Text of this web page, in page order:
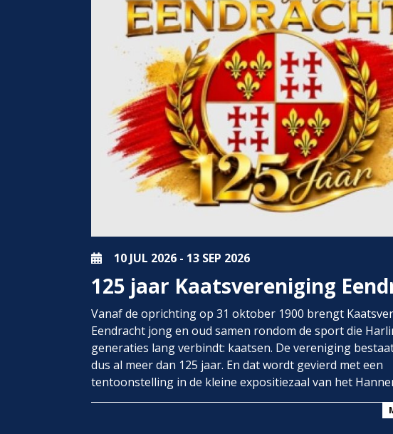
10 JUL 2026 - 13 SEP 2026
125 jaar Kaatsvereniging
Vanaf de oprichting op 31 oktober 1900 brengt
Eendracht jong en oud samen rondom de sport die
generaties lang verbindt: kaatsen. De vereniging
dus al meer dan 125 jaar. En dat wordt gevierd met een
tentoonstelling in de kleine expositiezaal van het